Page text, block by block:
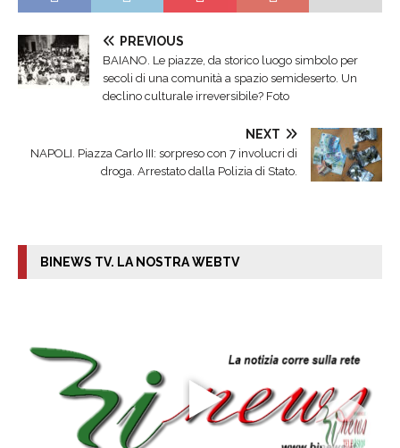
PREVIOUS
BAIANO. Le piazze, da storico luogo simbolo per
secoli di una comunità a spazio semideserto. Un
declino culturale irreversibile? Foto
NEXT
NAPOLI. Piazza Carlo III: sorpreso con 7 involucri di
droga. Arrestato dalla Polizia di Stato.
BINEWS TV. LA NOSTRA WEBTV